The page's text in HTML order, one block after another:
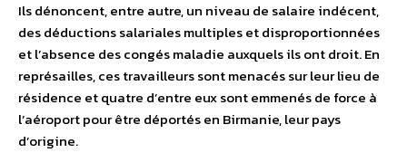
Ils dénoncent, entre autre, un niveau de salaire indécent,
des déductions salariales multiples et disproportionnées
et l’absence des congés maladie auxquels ils ont droit. En
représailles, ces travailleurs sont menacés sur leur lieu de
résidence et quatre d’entre eux sont emmenés de force à
l’aéroport pour être déportés en Birmanie, leur pays
d’origine.